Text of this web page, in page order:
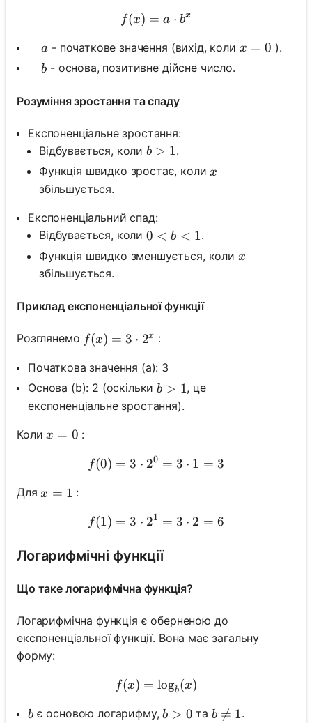
f(x)=a \cdot b^x
f(x) = a ⋅ bx
\quad a
a - початкове значення (вихід, коли x=0
x = 0 ).
\quad b
b - основа, позитивне дійсне число.
Розуміння зростання та спаду
Експоненціальне зростання:
Відбувається, коли b>1
b > 1.
Функція швидко зростає, колиx
x
збільшується.
Експоненціальний спад:
Відбувається, коли 0<b<1
0 < b < 1.
Функція швидко зменшується, коли x
x
збільшується.
Приклад експоненціальної функції
Розглянемо f(x)=3 \cdot 2^x
f(x) = 3 ⋅ 2x :
Початкова значення (a): 3
Основа (b): 2 (оскількиb>1
b > 1, це
експоненціальне зростання).
Колиx=0
x = 0 :
f(0)=3 \cdot 2^0=3 \cdot
f(0) = 3 ⋅ 20 = 3 ⋅ 1 = 3
Для x=1
x = 1 :
f(1)=3 \cdot 2^1=3 \cdot
f(1) = 3 ⋅ 21 = 3 ⋅ 2 = 6
Логарифмічні функції
Що таке логарифмічна функція?
Логарифмічна функція є оберненою до
експоненціальної функції. Вона має загальну
форму:
f(x)=\log _b(x)
f(x) = logb(x)
b
bє основою логарифму,b>0
b > 0 та b \neq 1
b 
= 1.